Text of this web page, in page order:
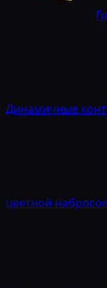
Динамичные
цветной набросок